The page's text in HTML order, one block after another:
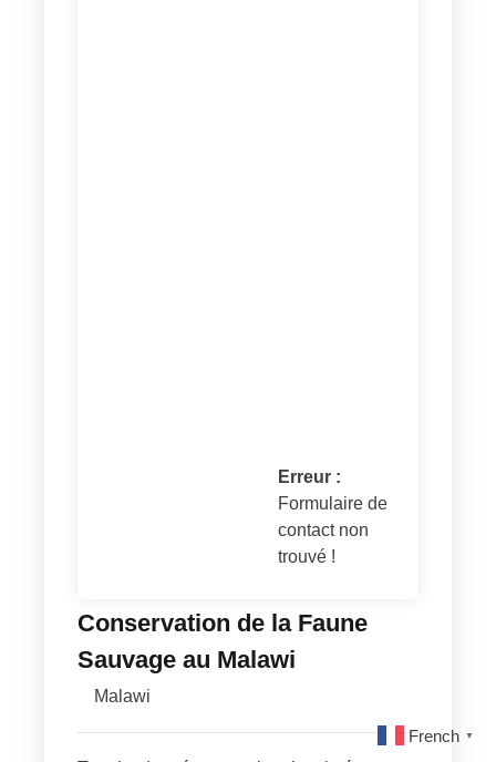
Erreur :
Formulaire de
contact non
trouvé !
Conservation de la Faune
Sauvage au Malawi
Malawi
French ▼